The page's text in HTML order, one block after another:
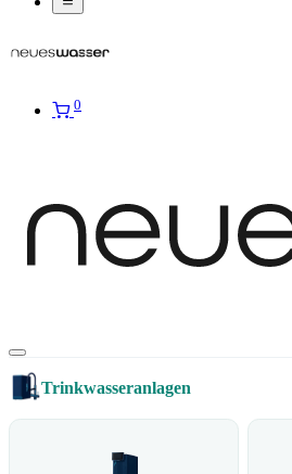
0
Trinkwasseranlagen